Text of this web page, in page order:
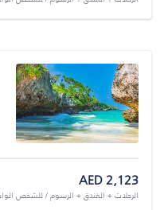
AED 2,123
الرحلات + الفندق + الرسوم / للشخص